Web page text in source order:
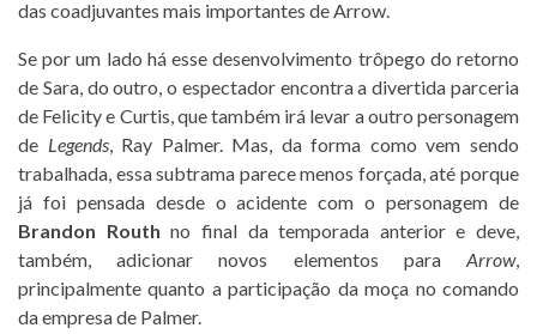
das coadjuvantes mais importantes de Arrow.
Se por um lado há esse desenvolvimento trôpego do retorno
de Sara, do outro, o espectador encontra a divertida parceria
de Felicity e Curtis, que também irá levar a outro personagem
de Legends, Ray Palmer. Mas, da forma como vem sendo
trabalhada, essa subtrama parece menos forçada, até porque
já foi pensada desde o acidente com o personagem de
Brandon Routh no final da temporada anterior e deve,
também, adicionar novos elementos para Arrow,
principalmente quanto a participação da moça no comando
da empresa de Palmer.